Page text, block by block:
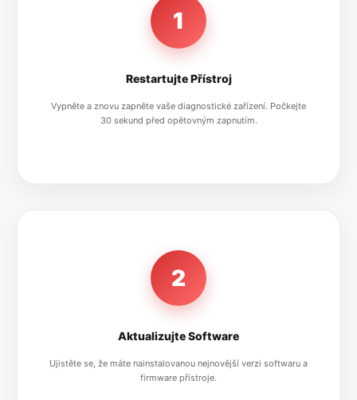
1
Restartujte Přístroj
Vypněte a znovu zapněte vaše diagnostické zařízení. Počkejte
30 sekund před opětovným zapnutím.
2
Aktualizujte Software
Ujistěte se, že máte nainstalovanou nejnovější verzi softwaru a
firmware přístroje.